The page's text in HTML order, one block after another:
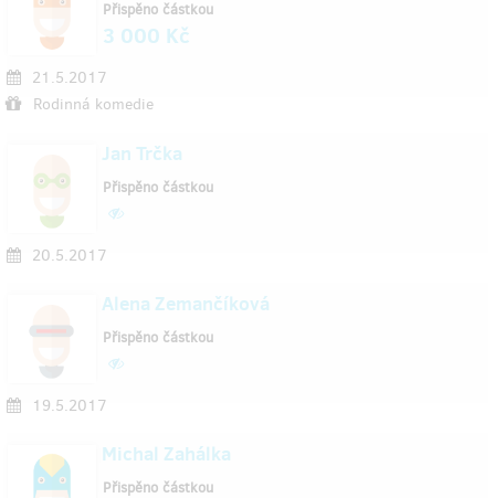
21.5.2017
Rodinná komedie
Přispěno částkou
3 000 Kč
Jan Trčka
20.5.2017
Přispěno částkou
Alena Zemančíková
19.5.2017
Přispěno částkou
Michal Zahálka
Přispěno částkou